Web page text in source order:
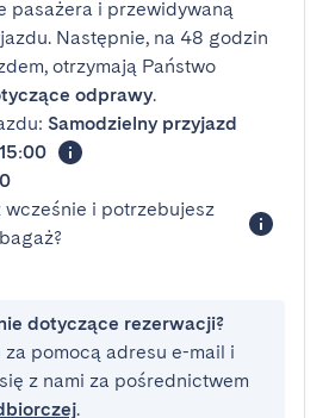
pasażera i przewidywaną
Następnie, na 48 godzin
otrzymają Państwo
odprawy.
Samodzielny przyjazd
wcześnie i potrzebujesz
dotyczące rezerwacji?
za pomocą adresu e-mail i
z nami za pośrednictwem
.